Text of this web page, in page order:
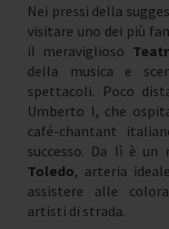
Nei pressi della
visitare uno dei più
il meraviglioso
della musica e
spettacoli. Poco
Umberto I, che
café-chantant
successo. Da lì è un
Toledo, arteria
assistere alle
artisti di strada.